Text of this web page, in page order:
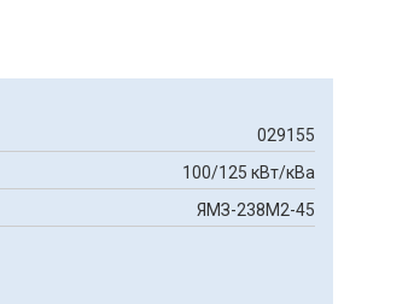
029155
100/125 кВт/кВа
ЯМЗ-238М2-45